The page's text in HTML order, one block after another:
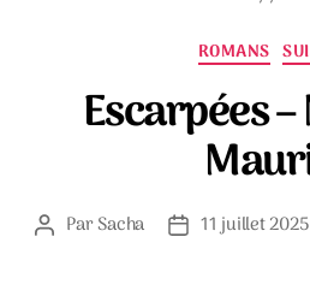
ROMANS
Escarpées
Auteur
ParSacha
Date11 juillet 2025